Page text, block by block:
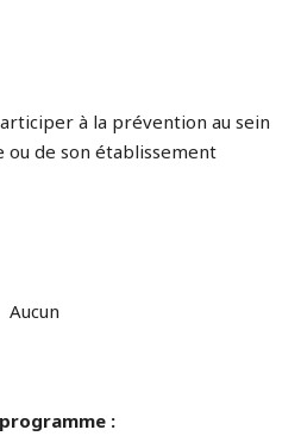
à la prévention au sein
de son établissement
Aucun
: